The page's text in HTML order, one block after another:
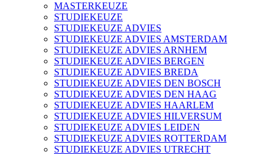
MASTERKEUZE
STUDIEKEUZE
STUDIEKEUZE ADVIES
STUDIEKEUZE ADVIES AMSTERDAM
STUDIEKEUZE ADVIES ARNHEM
STUDIEKEUZE ADVIES BERGEN
STUDIEKEUZE ADVIES BREDA
STUDIEKEUZE ADVIES DEN BOSCH
STUDIEKEUZE ADVIES DEN HAAG
STUDIEKEUZE ADVIES HAARLEM
STUDIEKEUZE ADVIES HILVERSUM
STUDIEKEUZE ADVIES LEIDEN
STUDIEKEUZE ADVIES ROTTERDAM
STUDIEKEUZE ADVIES UTRECHT